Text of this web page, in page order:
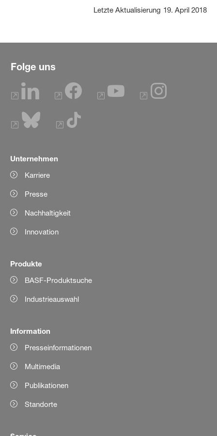
Letzte Aktualisierung 19. April 2018
Folge uns
Unternehmen
Karriere
Presse
Nachhaltigkeit
Innovation
Produkte
BASF-Produktsuche
Industrieauswahl
Information
Presseinformationen
Multimedia
Publikationen
Standorte